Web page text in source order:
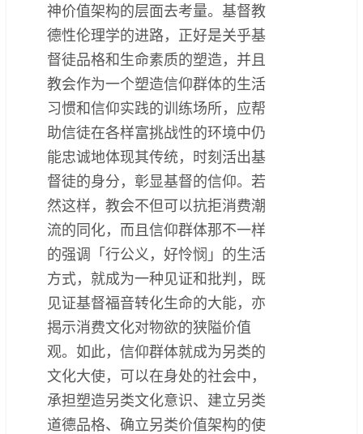
神价值架构的层面去考量。基督教
德性伦理学的进路，正好是关乎基
督徒品格和生命素质的塑造，并且
教会作为一个塑造信仰群体的生活
习惯和信仰实践的训练场所，应帮
助信徒在各样富挑战性的环境中仍
能忠诚地体现其传统，时刻活出基
督徒的身分，彰显基督的信仰。若
然这样，教会不但可以抗拒消费潮
流的同化，而且信仰群体那不一样
的强调「行公义，好怜悯」的生活
方式，就成为一种见证和批判，既
见证基督福音转化生命的大能，亦
揭示消费文化对物欲的狭隘价值
观。如此，信仰群体就成为另类的
文化大使，可以在身处的社会中，
承担塑造另类文化意识、建立另类
道德品格、确立另类价值架构的使